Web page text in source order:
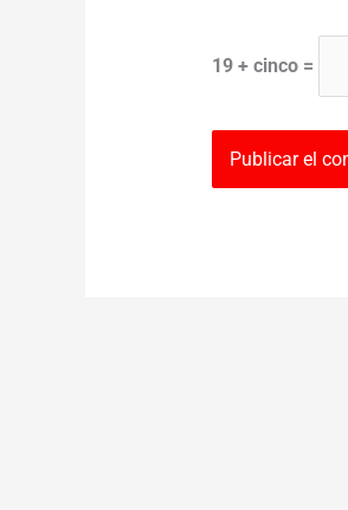
19 + cinco =